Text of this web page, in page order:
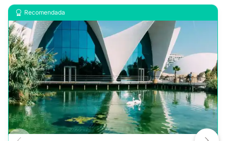
Recomendada